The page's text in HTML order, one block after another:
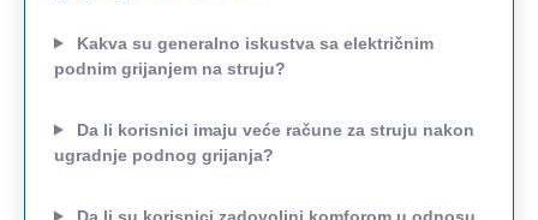
Kakva su generalno iskustva sa električnim
podnim grijanjem na struju?
Da li korisnici imaju veće račune za struju nakon
ugradnje podnog grijanja?
Da li su korisnici zadovoljni komforom u odnosu